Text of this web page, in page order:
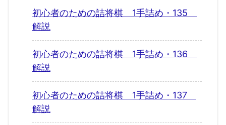
初心者のための詰将棋 1手詰め・135
解説
初心者のための詰将棋 1手詰め・136
解説
初心者のための詰将棋 1手詰め・137
解説